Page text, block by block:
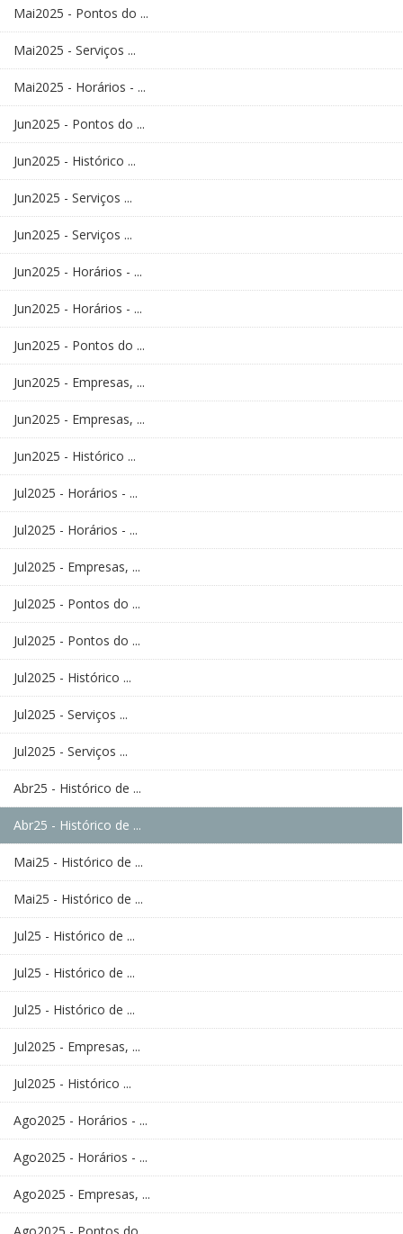
Mai2025 - Pontos do ...
Mai2025 - Serviços ...
Mai2025 - Horários - ...
Jun2025 - Pontos do ...
Jun2025 - Histórico ...
Jun2025 - Serviços ...
Jun2025 - Serviços ...
Jun2025 - Horários - ...
Jun2025 - Horários - ...
Jun2025 - Pontos do ...
Jun2025 - Empresas, ...
Jun2025 - Empresas, ...
Jun2025 - Histórico ...
Jul2025 - Horários - ...
Jul2025 - Horários - ...
Jul2025 - Empresas, ...
Jul2025 - Pontos do ...
Jul2025 - Pontos do ...
Jul2025 - Histórico ...
Jul2025 - Serviços ...
Jul2025 - Serviços ...
Abr25 - Histórico de ...
Abr25 - Histórico de ...
Mai25 - Histórico de ...
Mai25 - Histórico de ...
Jul25 - Histórico de ...
Jul25 - Histórico de ...
Jul25 - Histórico de ...
Jul2025 - Empresas, ...
Jul2025 - Histórico ...
Ago2025 - Horários - ...
Ago2025 - Horários - ...
Ago2025 - Empresas, ...